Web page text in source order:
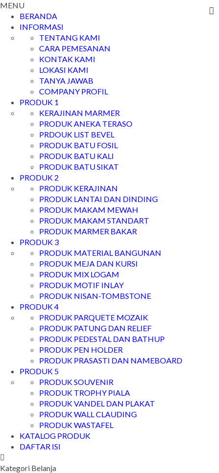
MENU
BERANDA
INFORMASI
TENTANG KAMI
CARA PEMESANAN
KONTAK KAMI
LOKASI KAMI
TANYA JAWAB
COMPANY PROFIL
PRODUK 1
KERAJINAN MARMER
PRODUK ANEKA TERASO
PRDOUK LIST BEVEL
PRODUK BATU FOSIL
PRODUK BATU KALI
PRODUK BATU SIKAT
PRODUK 2
PRODUK KERAJINAN
PRODUK LANTAI DAN DINDING
PRODUK MAKAM MEWAH
PRODUK MAKAM STANDART
PRODUK MARMER BAKAR
PRODUK 3
PRODUK MATERIAL BANGUNAN
PRODUK MEJA DAN KURSI
PRODUK MIX LOGAM
PRODUK MOTIF INLAY
PRODUK NISAN-TOMBSTONE
PRODUK 4
PRODUK PARQUETE MOZAIK
PRODUK PATUNG DAN RELIEF
PRODUK PEDESTAL DAN BATHUP
PRODUK PEN HOLDER
PRODUK PRASASTI DAN NAMEBOARD
PRODUK 5
PRODUK SOUVENIR
PRODUK TROPHY PIALA
PRODUK VANDEL DAN PLAKAT
PRODUK WALL CLAUDING
PRODUK WASTAFEL
KATALOG PRODUK
DAFTAR ISI
Kategori Belanja